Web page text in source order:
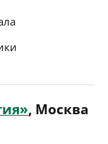
, Москва